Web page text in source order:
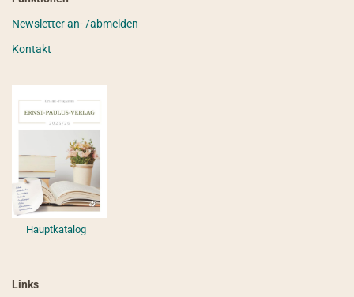
Newsletter an- /abmelden
Kontakt
Hauptkatalog
Links